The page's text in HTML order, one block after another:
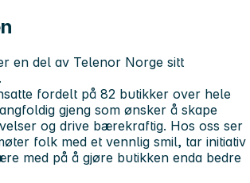
en del av Telenor Norge sitt
fordelt på 82 butikker over hele
gjeng som ønsker å skape
og drive bærekraftig. Hos oss ser
folk med et vennlig smil, tar initiativ
med på å gjøre butikken enda bedre